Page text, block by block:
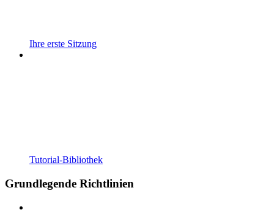
Ihre erste Sitzung
Tutorial-Bibliothek
Grundlegende Richtlinien